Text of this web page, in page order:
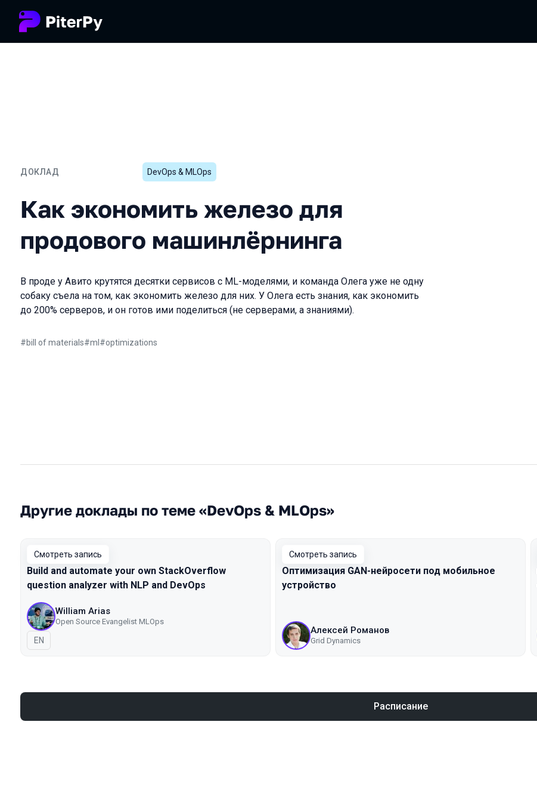
ДОКЛАД
Как экономить железо для продового машинлёрнинга
DevOps & MLOps
Как экономить железо для
продового машинлёрнинга
В проде у Авито крутятся десятки сервисов с ML-моделями, и команда Олега уже не одну
собаку съела на том, как экономить железо для них. У Олега есть знания, как экономить
до 200% серверов, и он готов ими поделиться (не серверами, а знаниями).
#bill of materials#ml #optimizations
Другие доклады по теме «DevOps & MLOps»
Смотреть запись
Build and automate your own StackOverflow
question analyzer with NLP and DevOps
William Arias
Open Source Evangelist MLOps
На английском языке
EN
Смотреть запись
Оптимизация GAN-нейросети под мобильное
устройство
Алексей Романов
Grid Dynamics
Расписание